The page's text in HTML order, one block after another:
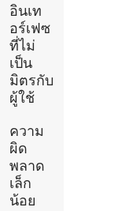
อินเท
อร์เฟซ
ที่ไม่
เป็น
มิตรกับ
ผู้ใช้
ความ
ผิด
พลาด
เล็ก
น้อย